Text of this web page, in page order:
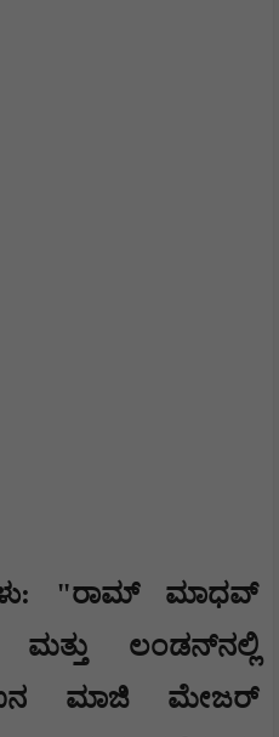
"ರಾಮ್ ಮಾಧವ್
ಲಂಡನ್‌ನಲ್ಲಿ
ಮಾಜಿ ಮೇಜರ್